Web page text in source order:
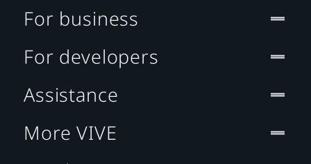
For business
For developers
Assistance
More VIVE